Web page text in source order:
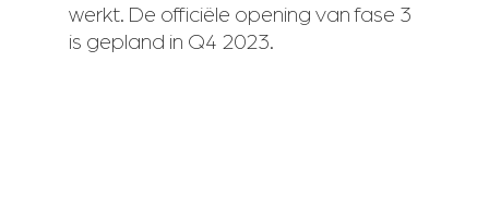
werkt. De officiële opening van fase 3
is gepland in Q4 2023.